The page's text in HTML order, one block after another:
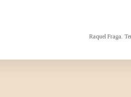
Raquel Fraga.